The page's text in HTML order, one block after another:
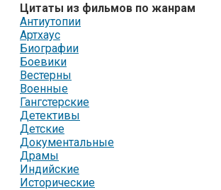
Цитаты из фильмов по жанрам
Антиутопии
Артхаус
Биографии
Боевики
Вестерны
Военные
Гангстерские
Детективы
Детские
Документальные
Драмы
Индийские
Исторические